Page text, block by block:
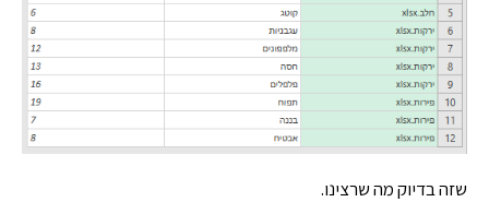
בדיוק מה שרצינו.